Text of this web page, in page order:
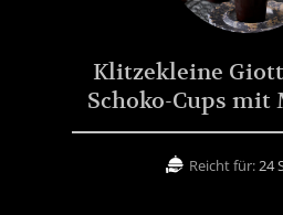
Klitzekleine
Schoko-Cups mit
Reicht für:24